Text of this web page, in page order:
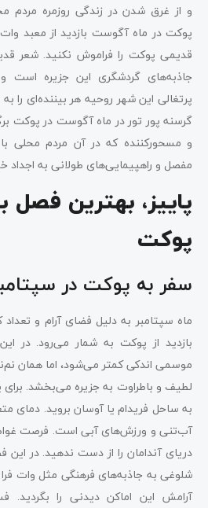
و از غرق شدن در زندگی روزمره مردم
پوکت در ماه آگوست بازدید از معبد
قدیمی پوکت را فراموش نکنید. شعر
جاذبه‌های گردشگری این جزیره است
پرتغالی این شهر روحیه هر بیننده‌ای را
گرسنه پور تور در ماه آگوست در پوکت
و مسحورکننده که در آن مردم محلی
مفصل و راهپیمایی‌های طولانی به اجداد
پاییز، بهترین فصل
پوکت
سفر به پوکت در
ماه سپتامبر به دلیل فضای آرام و
بازدید از پوکت به شمار می‌رود. در
موسمی اندکی کمتر می‌شود، اما همان
لطیف و باطراوت به جزیره می‌بخشد.
به ساحل فریدام یا آوسان بروید. دمای
آب‌تنی و ورزش‌های آبی است. فرصت
دریای آندامان را از دست ندهید. در
شلوغی به جاذبه‌های فرهنگی مثل وات
آرامش این اماکن دیدنی را بگردید.